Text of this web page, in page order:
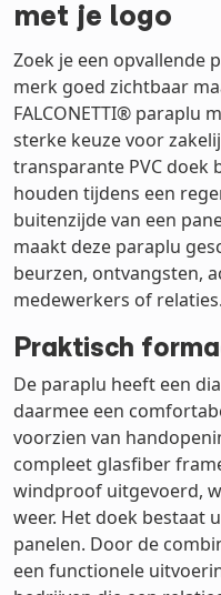
met je logo
Zoek je een opvallende
merk goed zichtbaar
FALCONETTI® paraplu
sterke keuze voor
transparante PVC
houden tijdens een
buitenzijde van een
maakt deze paraplu
beurzen, ontvangsten,
medewerkers of relaties.
Praktisch
De paraplu heeft een
daarmee een
voorzien van
compleet glasfiber
windproof uitgevoerd,
weer. Het doek bestaat
panelen. Door de
een functionele